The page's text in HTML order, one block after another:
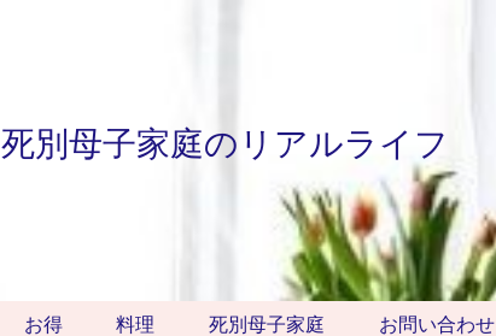
死別母子家庭のリアルライフ
お得 料理 死別母子家庭 お問い合わせ